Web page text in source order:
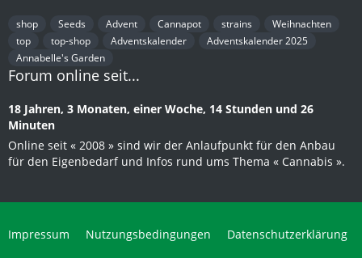
shop Seeds Advent Cannapot strains
Weihnachten
top
top-shop Adventskalender
Adventskalender 2025
Annabelle's Garden
Forum online seit...
18 Jahren, 3 Monaten, einer Woche, 14 Stunden und 26
Minuten
Online seit « 2008 » sind wir der Anlaufpunkt für den Anbau
für den Eigenbedarf und Infos rund ums Thema « Cannabis ».
Impressum Nutzungsbedingungen Datenschutzerklärung